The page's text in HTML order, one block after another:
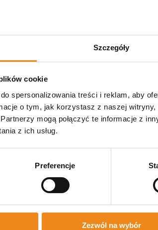
Szczegóły
cookie
spersonalizowania treści i reklam, aby
o tym, jak korzystasz z naszej
mogą połączyć te informacje z
z ich usług.
Preferencje
Zezwól na wybór
dawkę można zwiększyć dwukrotnie.
do świeżej wody pitnej!